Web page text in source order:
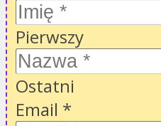
Pierwszy
Ostatni
Email *